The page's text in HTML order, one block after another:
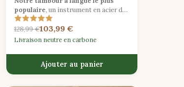
populaire, un instrument en acier de
11 notes en ré mineur avec une
résonance éthérée, parfait pour la
méditation, le yoga et l'expression
128,99 €103,99 €
Livraison neutre en carbone
Ajouter au panier